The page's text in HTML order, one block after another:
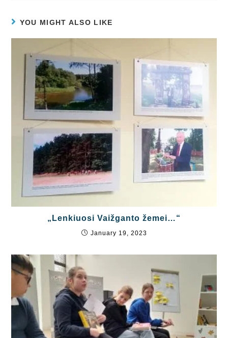
YOU MIGHT ALSO LIKE
„Lenkiuosi Vaižganto žemei…“
January 19, 2023